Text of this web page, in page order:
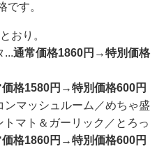
です。
おり。
...通常価格1860円→特別価格
価格1580円→特別価格600円
ンマッシュルーム／めちゃ盛
マト＆ガーリック／とろっ
価格1860円→特別価格600円